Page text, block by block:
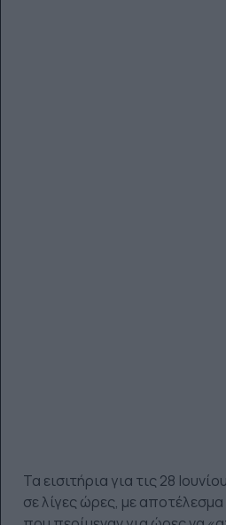
Τα εισιτήρια για τις 28
σε λίγες ώρες, με